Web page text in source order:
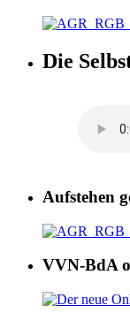
Die
Aufstehen
VVN-BdA